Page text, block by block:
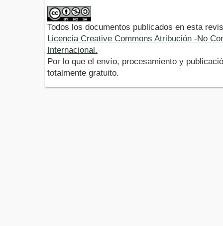
Todos los documentos publicados en esta
Licencia Creative Commons Atribución -No
Internacional.
Por lo que el envío, procesamiento y
totalmente gratuito.